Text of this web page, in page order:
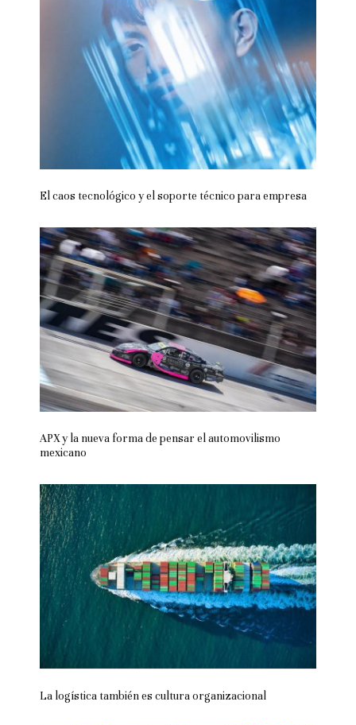
El caos tecnológico y el soporte técnico para empresa
APX y la nueva forma de pensar el automovilismo
mexicano
La logística también es cultura organizacional